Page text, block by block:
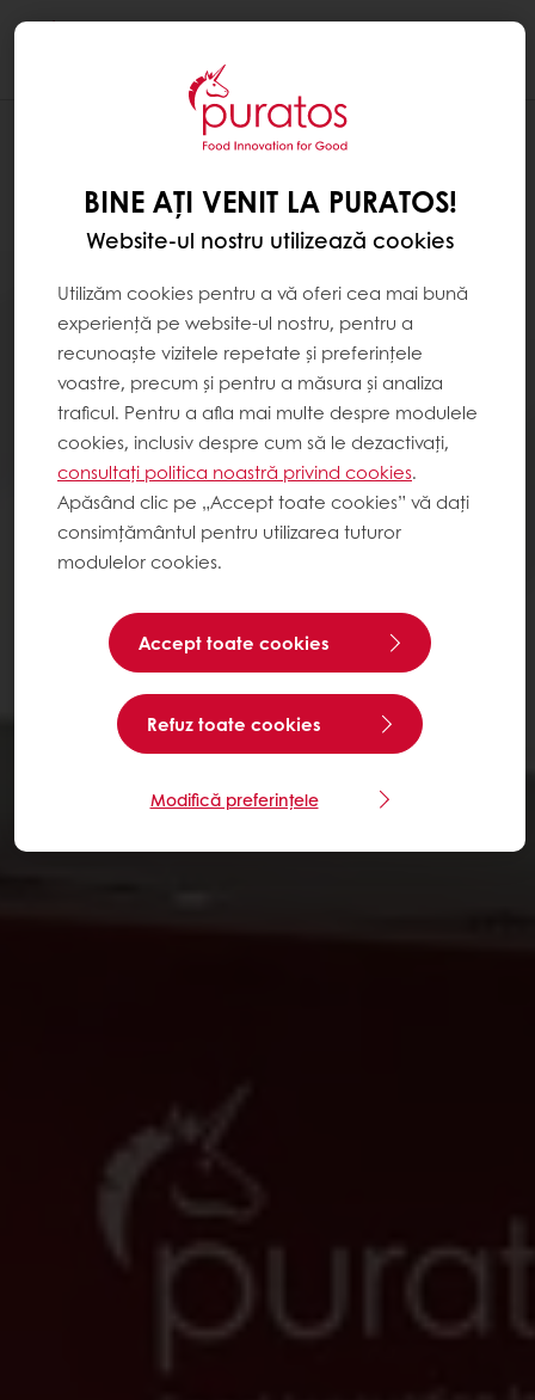
BINE AȚI VENIT LA PURATOS!
Website-ul nostru utilizează cookies
Utilizăm cookies pentru a vă oferi cea mai bună
experiență pe website-ul nostru, pentru a
recunoaște vizitele repetate și preferințele
voastre, precum și pentru a măsura și analiza
traficul. Pentru a afla mai multe despre modulele
cookies, inclusiv despre cum să le dezactivați,
consultați politica noastră privind cookies.
Apăsând clic pe „Accept toate cookies” vă dați
consimțământul pentru utilizarea tuturor
modulelor cookies.
Accept toate cookies
Refuz toate cookies
Modifică preferințele